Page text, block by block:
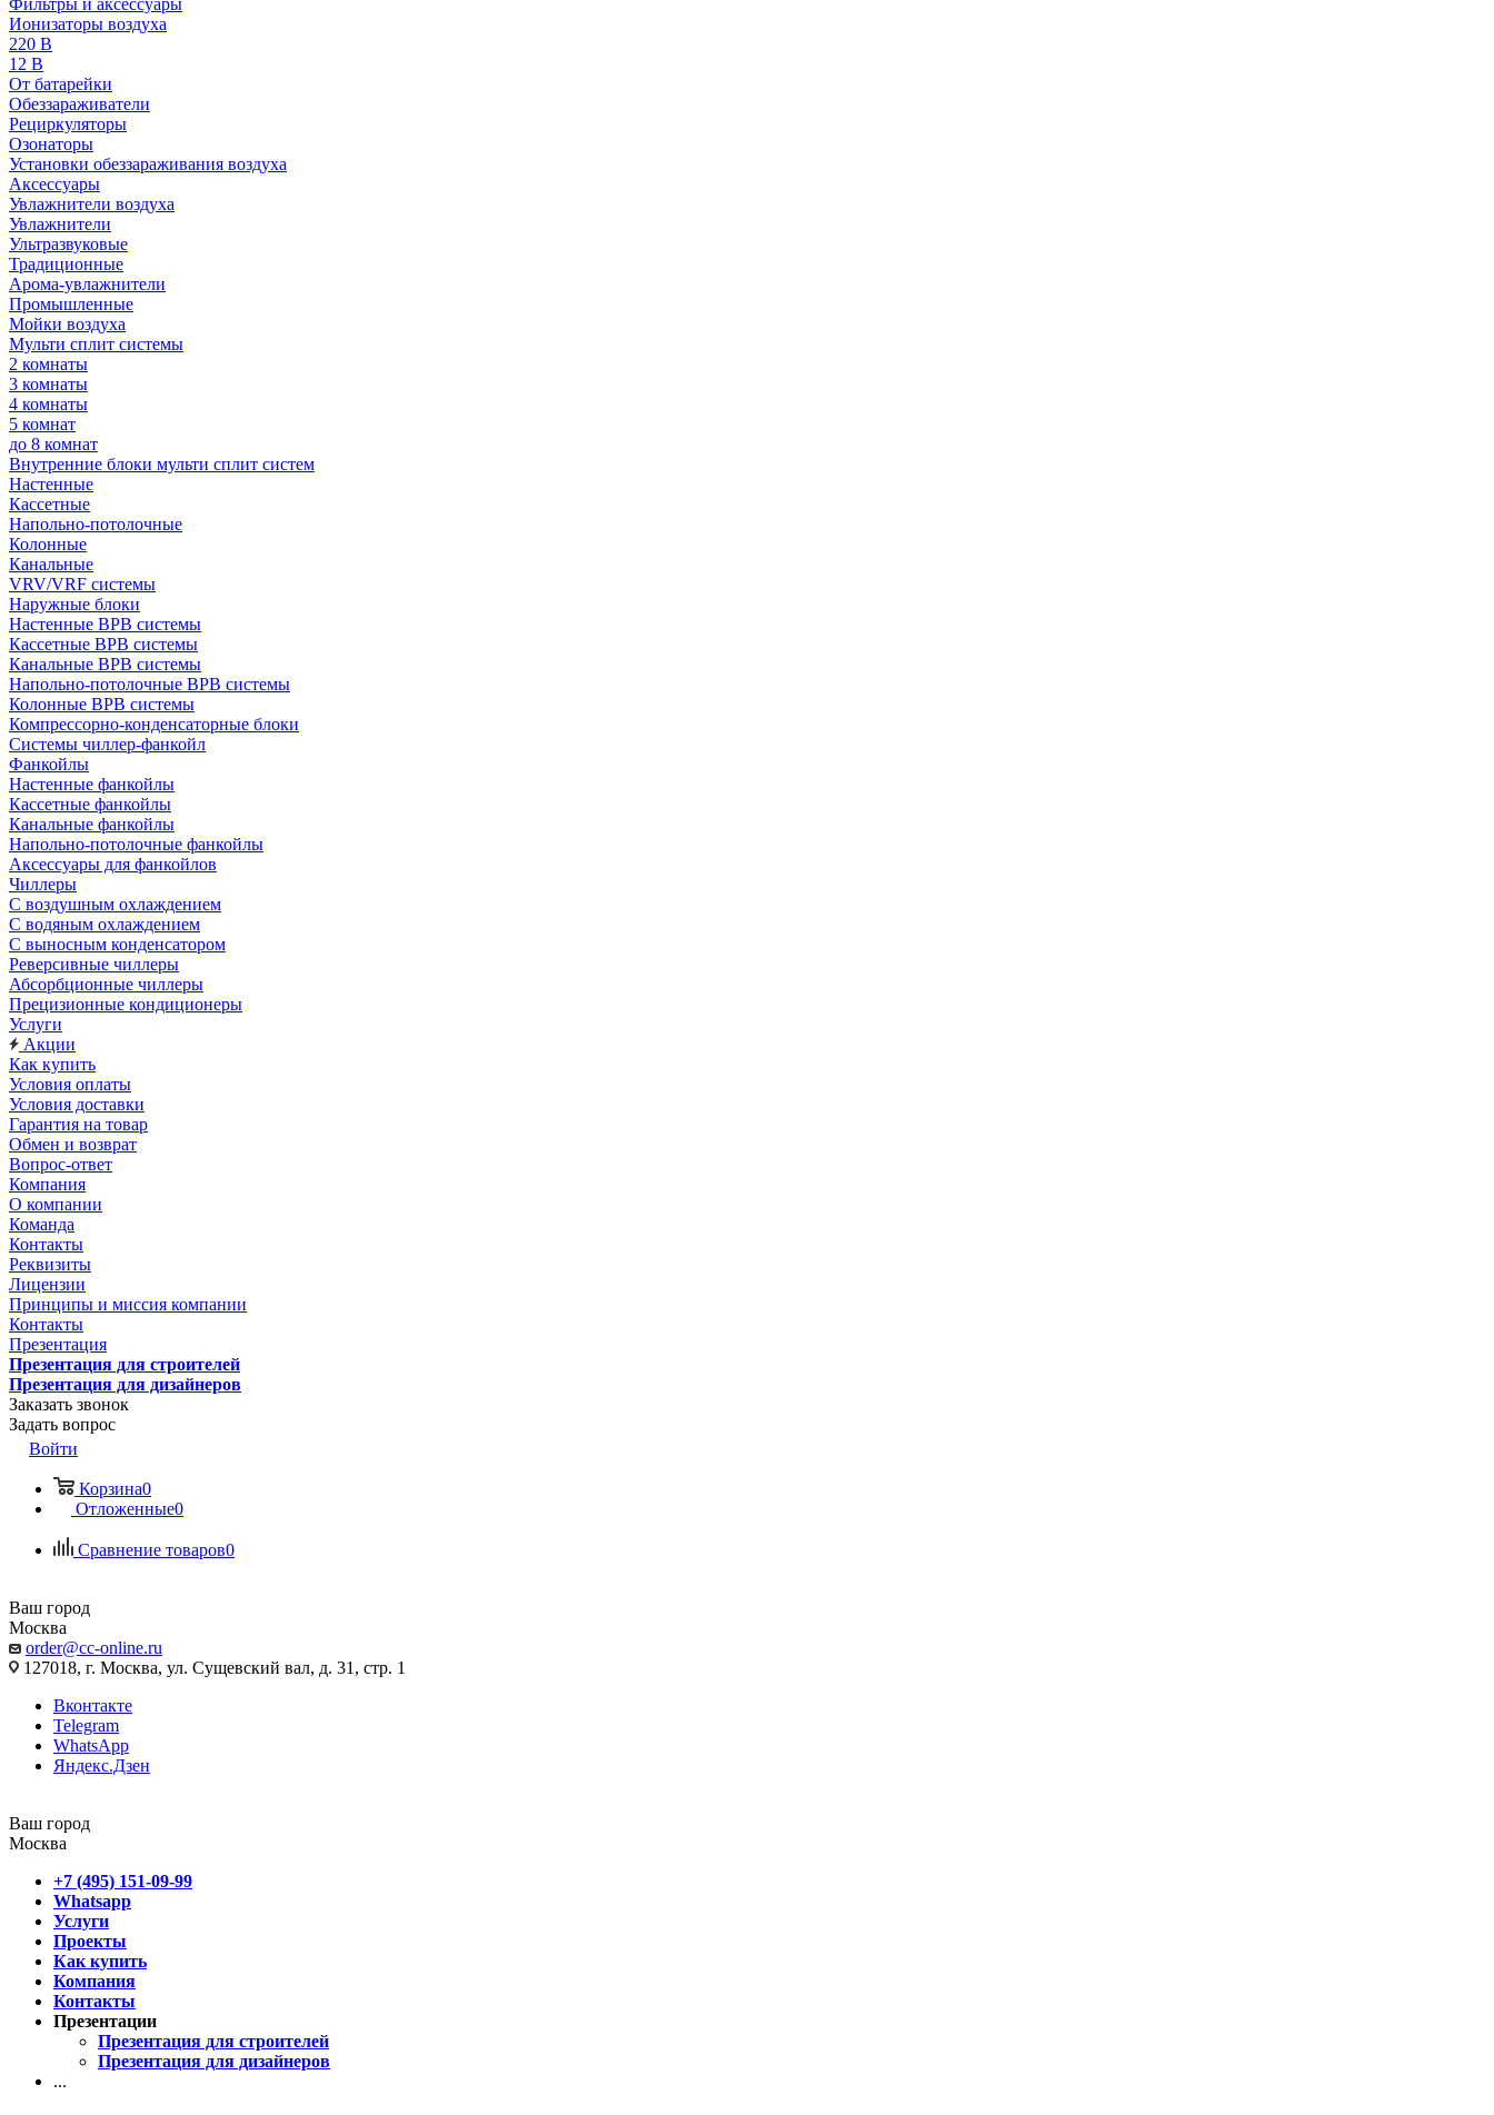
Фильтры и аксессуары
Ионизаторы воздуха
220 В
12 В
От батарейки
Обеззараживатели
Рециркуляторы
Озонаторы
Установки обеззараживания воздуха
Аксессуары
Увлажнители воздуха
Увлажнители
Ультразвуковые
Традиционные
Арома-увлажнители
Промышленные
Мойки воздуха
Мульти сплит системы
2 комнаты
3 комнаты
4 комнаты
5 комнат
до 8 комнат
Внутренние блоки мульти сплит систем
Настенные
Кассетные
Напольно-потолочные
Колонные
Канальные
VRV/VRF системы
Наружные блоки
Настенные ВРВ системы
Кассетные ВРВ системы
Канальные ВРВ системы
Напольно-потолочные ВРВ системы
Колонные ВРВ системы
Компрессорно-конденсаторные блоки
Системы чиллер-фанкойл
Фанкойлы
Настенные фанкойлы
Кассетные фанкойлы
Канальные фанкойлы
Напольно-потолочные фанкойлы
Аксессуары для фанкойлов
Чиллеры
С воздушным охлаждением
С водяным охлаждением
С выносным конденсатором
Реверсивные чиллеры
Абсорбционные чиллеры
Прецизионные кондиционеры
Услуги
Акции
Как купить
Условия оплаты
Условия доставки
Гарантия на товар
Обмен и возврат
Вопрос-ответ
Компания
О компании
Команда
Контакты
Реквизиты
Лицензии
Принципы и миссия компании
Контакты
Презентация
Презентация для строителей
Презентация для дизайнеров
Заказать звонок
Задать вопрос
Войти
Корзина0
Отложенные0
Сравнение товаров0
Ваш город
Москва
order@cc-online.ru
127018, г. Москва, ул. Сущевский вал, д. 31, стр. 1
Вконтакте
Telegram
WhatsApp
Яндекс.Дзен
Ваш город
Москва
+7 (495) 151-09-99
Whatsapp
Услуги
Проекты
Как купить
Компания
Контакты
Презентации
Презентация для строителей
Презентация для дизайнеров
...